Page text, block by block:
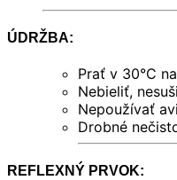
ÚDRŽBA:
Prať v 30°C
Nebieliť,
Nepoužívať
Drobné
REFLEXNÝ PRVOK: